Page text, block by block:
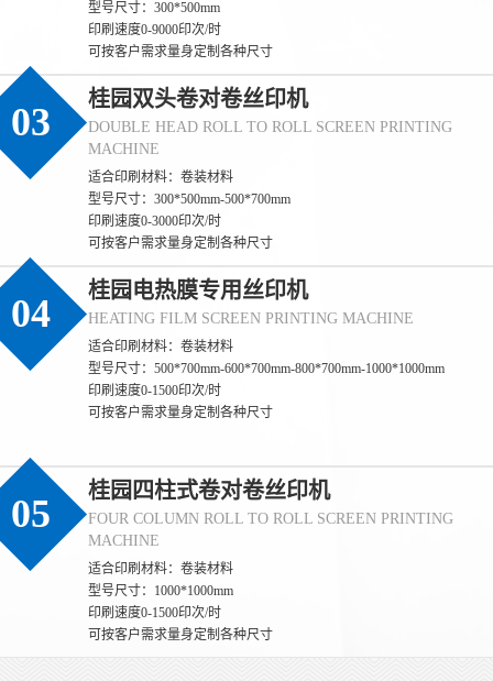
型号尺寸：300*500mm
印刷速度0-9000印次/时
可按客户需求量身定制各种尺寸
03
桂园双头卷对卷丝印机
DOUBLE HEAD ROLL TO ROLL SCREEN PRINTING
MACHINE
适合印刷材料：卷装材料
型号尺寸：300*500mm-500*700mm
印刷速度0-3000印次/时
可按客户需求量身定制各种尺寸
04
桂园电热膜专用丝印机
HEATING FILM SCREEN PRINTING MACHINE
适合印刷材料：卷装材料
型号尺寸：500*700mm-600*700mm-800*700mm-1000*1000mm
印刷速度0-1500印次/时
可按客户需求量身定制各种尺寸
05
桂园四柱式卷对卷丝印机
FOUR COLUMN ROLL TO ROLL SCREEN PRINTING
MACHINE
适合印刷材料：卷装材料
型号尺寸：1000*1000mm
印刷速度0-1500印次/时
可按客户需求量身定制各种尺寸
(桂园)丝印过程中如何保证标签的防伪效果
(桂园) 保证标签防伪效果一致性的核心，是**聚焦防伪特性（如光
变、荧光、微缩文字等）的全流程管控**，通过锁定防伪材料性
能、精准控制印刷参数、量化检测防伪特征，确保每一张标签的防
伪识别效果完全统一。 一、源头锁定：防伪材料的性能一致性是基
础 1. **防伪油墨的批次化管控** - 同一批次标签必须使用**同一供
(桂园) 保证丝印防伪标签一致性的核心，是**消除全流程变量**，
通过标准化材料、固定设备参数、统一操作规范和量化检测，实现
同批次乃至不同批次标签在外观、尺寸、防伪效果上的统一。 一、
源头控稳：材料与网版的一致性基础 1. **材料批次化管理** - 同一
批次标签必须使用同一供应商、同一批次的基材（如PET膜、易碎
纸），避免不同批次基材厚度、平整度差异
(桂园)丝印过程中如何保证防伪标签的质量